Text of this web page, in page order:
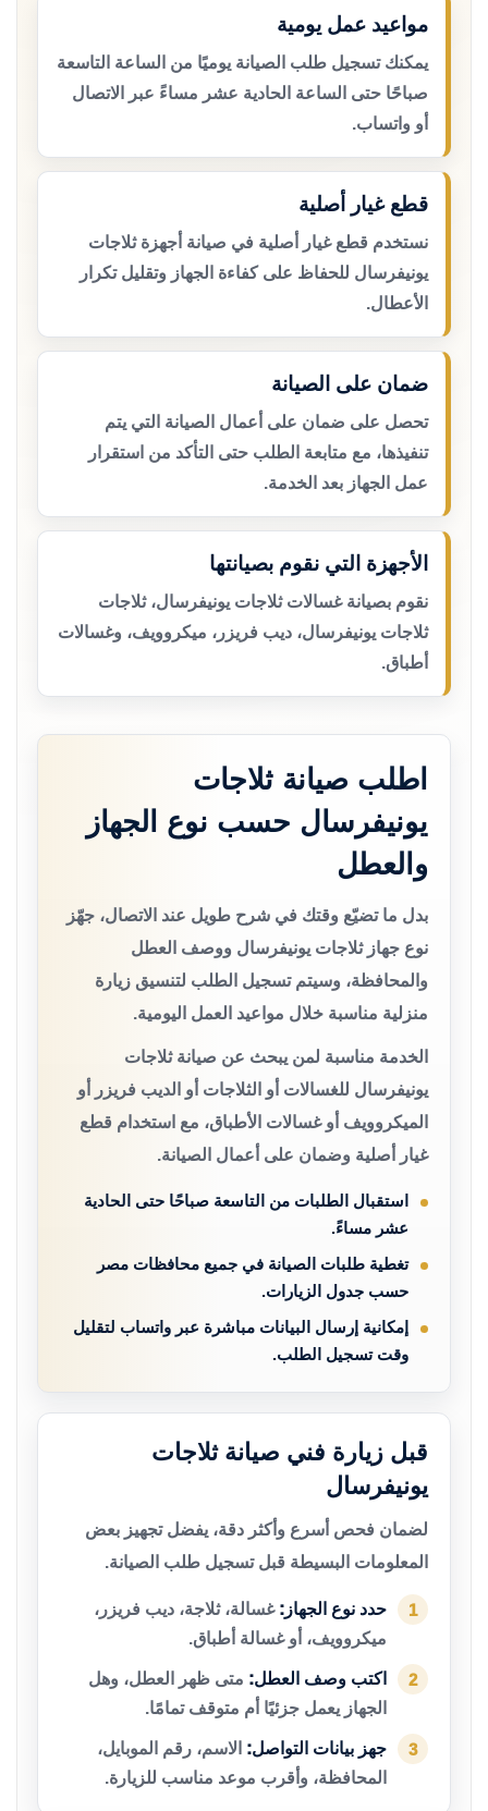
مواعيد عمل يومية
يمكنك تسجيل طلب الصيانة يوميًا من الساعة التاسعة
صباحًا حتى الساعة الحادية عشر مساءً عبر الاتصال
أو واتساب.
قطع غيار أصلية
نستخدم قطع غيار أصلية في صيانة أجهزة ثلاجات
يونيفرسال للحفاظ على كفاءة الجهاز وتقليل تكرار
الأعطال.
ضمان على الصيانة
تحصل على ضمان على أعمال الصيانة التي يتم
تنفيذها، مع متابعة الطلب حتى التأكد من استقرار
عمل الجهاز بعد الخدمة.
الأجهزة التي نقوم بصيانتها
نقوم بصيانة غسالات ثلاجات يونيفرسال، ثلاجات
ثلاجات يونيفرسال، ديب فريزر، ميكروويف، وغسالات
أطباق.
اطلب صيانة ثلاجات
يونيفرسال حسب نوع الجهاز
والعطل
بدل ما تضيّع وقتك في شرح طويل عند الاتصال، جهّز
نوع جهاز ثلاجات يونيفرسال ووصف العطل
والمحافظة، وسيتم تسجيل الطلب لتنسيق زيارة
منزلية مناسبة خلال مواعيد العمل اليومية.
الخدمة مناسبة لمن يبحث عن صيانة ثلاجات
يونيفرسال للغسالات أو الثلاجات أو الديب فريزر أو
الميكروويف أو غسالات الأطباق، مع استخدام قطع
غيار أصلية وضمان على أعمال الصيانة.
استقبال الطلبات من التاسعة صباحًا حتى الحادية
عشر مساءً.
تغطية طلبات الصيانة في جميع محافظات مصر
حسب جدول الزيارات.
إمكانية إرسال البيانات مباشرة عبر واتساب لتقليل
وقت تسجيل الطلب.
قبل زيارة فني صيانة ثلاجات
يونيفرسال
لضمان فحص أسرع وأكثر دقة، يفضل تجهيز بعض
المعلومات البسيطة قبل تسجيل طلب الصيانة.
1 حدد نوع الجهاز: غسالة، ثلاجة، ديب فريزر،
ميكروويف، أو غسالة أطباق.
2 اكتب وصف العطل: متى ظهر العطل، وهل
الجهاز يعمل جزئيًا أم متوقف تمامًا.
3 جهز بيانات التواصل: الاسم، رقم الموبايل،
المحافظة، وأقرب موعد مناسب للزيارة.